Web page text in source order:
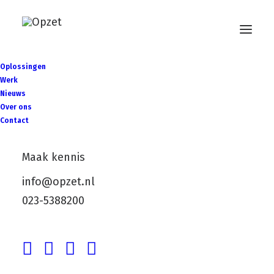
Oplossingen
Werk
Nieuws
Over ons
Contact
Maak kennis
info@opzet.nl
023-5388200